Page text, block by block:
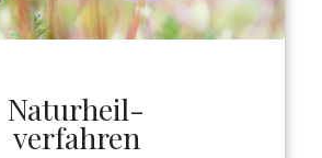
Naturheil-
verfahren